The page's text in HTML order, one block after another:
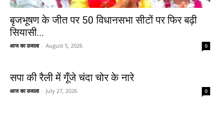
बृजभूषण के जीत पर 50 विधानसभा सीटों पर फिर बढ़ी
सियासी...
आज का उजाला - August 5, 2026 0
सपा की रैली में गूँजे चंदा चोर के नारे
आज का उजाला - July 27, 2026 0